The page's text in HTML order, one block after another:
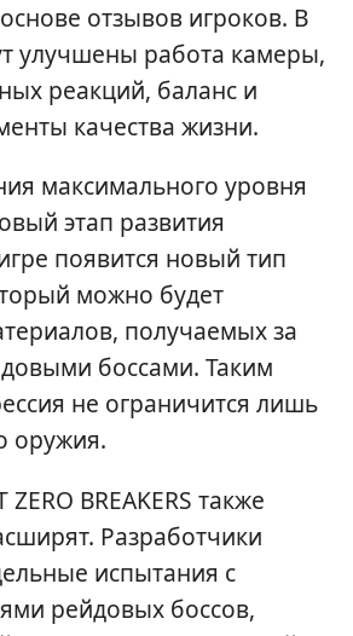
отзывов игроков. В
улучшены работа камеры,
реакций, баланс и
качества жизни.
максимального уровня
этап развития
появится новый тип
можно будет
получаемых за
боссами. Таким
не ограничится лишь
оружия.
BREAKERS также
Разработчики
испытания с
рейдовых боссов,